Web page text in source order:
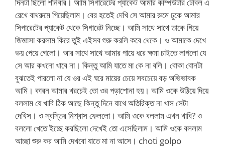
রেখে বাথরুমে গিয়েছিলাম। বের হতেই দেখি সে আমার রুমে ঢুকে আমার
সিগারেটের প্যাকেট থেকে সিগারেট নিচ্ছে। আমি সাথে সাথে তাকে গিয়ে
জিজ্ঞাসা করলাম কিরে তুই এইসব শুরু করলি কবে থেকে। ও আমাকে দেখে
ভয় পেয়ে গেলো। আর সাথে সাথে আমার পায়ে ধরে ক্ষমা চাইতে লাগলো যে
সে আর কখনো খাবে না। কিন্তু আমি যাতে মা কে না বলি। বোকা বোনটা
বুঝতেই পারলো না যে ওর এই ঘরে মায়ের চেয়ে সবচেয়ে বড় অভিভাবক
আমি। কারন আমার খরচেই তো ওর পড়াশোনা হয়। আমি ওকে উঠিয়ে দিয়ে
বললাম যে খাবি ঠিক আছে কিন্তু দিনে যাথে অতিরিক্ত না খাস সেটা
দেখিস। ও স্বস্তির নিশ্বাস ফেললো। আমি ওকে বললাম এখন খাবি? ও
বললো খেতে ইচ্ছে করছিলো দেখেই তো এসেছিলাম। আমি ওকে বললাম
আচ্ছা শুরু কর আমি দেখবো যাতে মা না আসে। choti golpo